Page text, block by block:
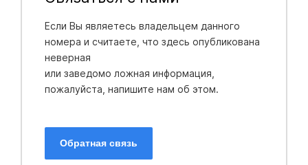
Если Вы являетесь владельцем данного
номера и считаете, что здесь опубликована
неверная
или заведомо ложная информация,
пожалуйста, напишите нам об этом.
Обратная связь